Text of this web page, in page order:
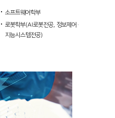
소프트웨어학부
로봇학부(AI로봇전공, 정보제어·
지능시스템전공)